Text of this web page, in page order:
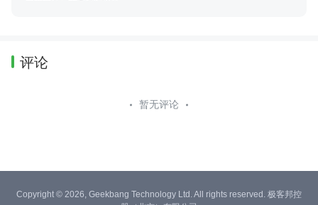
评论
暂无评论
Copyright © 2026, Geekbang Technology Ltd. All rights reserved. 极客邦控